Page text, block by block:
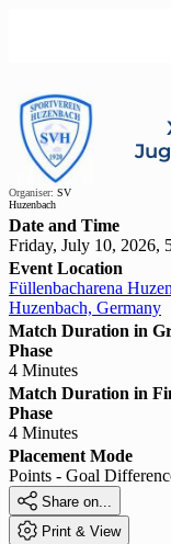
Organiser: SV
Huzenbach
Date and Time
Friday, July 10, 2026,
Event Location
Füllenbacharena
Huzenbach, Germany
Match Duration in
Phase
4 Minutes
Match Duration in
Phase
4 Minutes
Placement Mode
Points - Goal
 Share on...
 Print & View